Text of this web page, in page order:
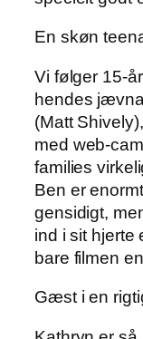
En skøn
Vi følger 15-
hendes
(Matt
med web-
families
Ben er
gensidigt,
ind i sit hjerte
bare filmen
Gæst i en